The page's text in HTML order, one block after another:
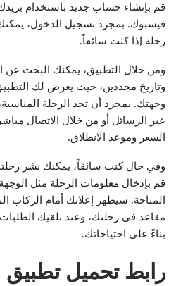
قم بإنشاء حساب جديد باستخدام
فيسبوك. بمجرد تسجيل الدخول،
رحلة إذا كنت سائقاً.
ومن خلال التطبيق، يمكنك البحث عن
وتاريخ محددين، حيث يعرض لك
وجهتك. بمجرد أن تجد الرحلة
عبر الرسائل أو من خلال الاتصال
السعر وموعد الانطلاق.
وفي حال كنت سائقاً، يمكنك نشر
قم بإدخال معلومات الرحلة مثل
المتاحة. سيظهر إعلانك أمام الركاب
مقاعد في رحلتك، وعند تلقيك
بناءً على احتياجاتك.